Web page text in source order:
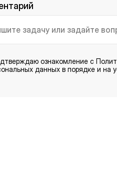
ознакомление с
данных в порядке и на